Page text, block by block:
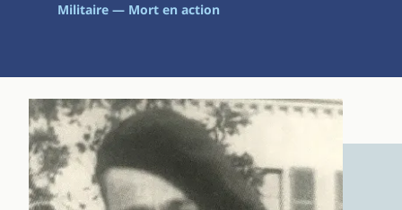
Militaire — Mort en action